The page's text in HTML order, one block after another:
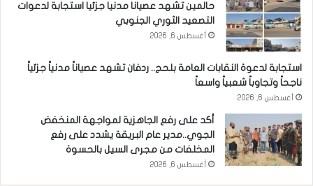
حالمين تشهد عصيانا مدنيا جزئيا استجابة لدعوات
التصعيد الثوري الجنوبي
أغسطس 6, 2026
استجابة لدعوة النقابات العامة بلحج.. ردفان تشهد عصياناً مدنياً جزئياً
ناجحاً وتجاوباً شعبياً واسعاً
أغسطس 6, 2026
أكد على رفع الجاهزية لمواجهة المنخفض
الجوي..مدير عام البريقة يشدد على رفع
المخلفات من مجرى السيل بالحسوة
أغسطس 6, 2026